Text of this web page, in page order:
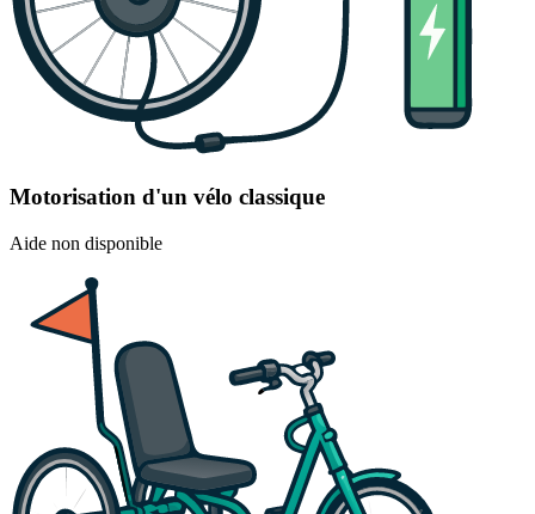
Motorisation d'un vélo classique
Aide non disponible